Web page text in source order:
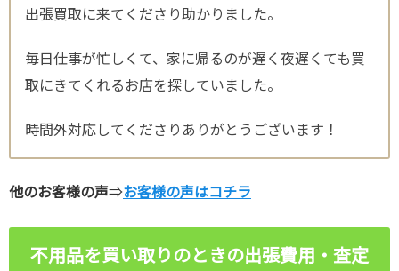
出張買取に来てくださり助かりました。
毎日仕事が忙しくて、家に帰るのが遅く夜遅くても買
取にきてくれるお店を探していました。
時間外対応してくださりありがとうございます！
他のお客様の声⇒お客様の声はコチラ
不用品を買い取りのときの出張費用・査定